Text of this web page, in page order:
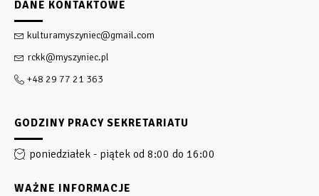
DANE KONTAKTOWE
kulturamyszyniec@gmail.com
rckk@myszyniec.pl
+48 29 77 21 363
GODZINY PRACY SEKRETARIATU
poniedziałek - piątek od 8:00 do 16:00
WAŻNE INFORMACJE